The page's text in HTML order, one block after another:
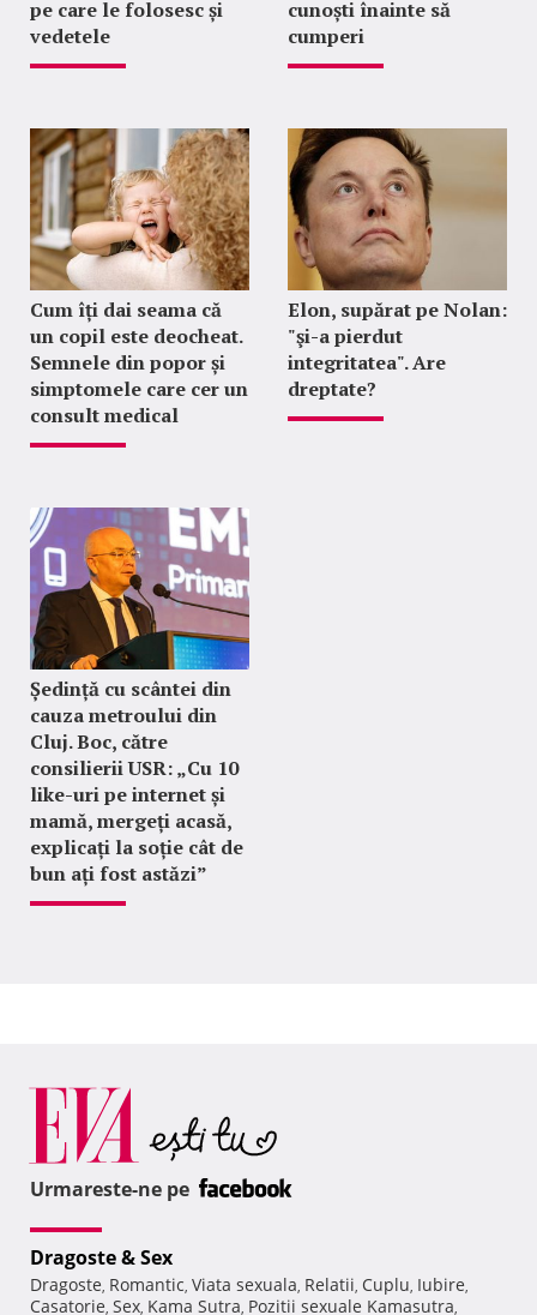
pe care le folosesc și
vedetele
cunoști înainte să
cumperi
Cum îți dai seama că
un copil este deocheat.
Semnele din popor și
simptomele care cer un
consult medical
Elon, supărat pe Nolan:
"şi-a pierdut
integritatea". Are
dreptate?
Ședință cu scântei din
cauza metroului din
Cluj. Boc, către
consilierii USR: „Cu 10
like-uri pe internet și
mamă, mergeți acasă,
explicați la soție cât de
bun ați fost astăzi”
Urmareste-ne pe
Dragoste & Sex
Dragoste, Romantic, Viata sexuala, Relatii, Cuplu, Iubire,
Casatorie, Sex, Kama Sutra, Pozitii sexuale Kamasutra,